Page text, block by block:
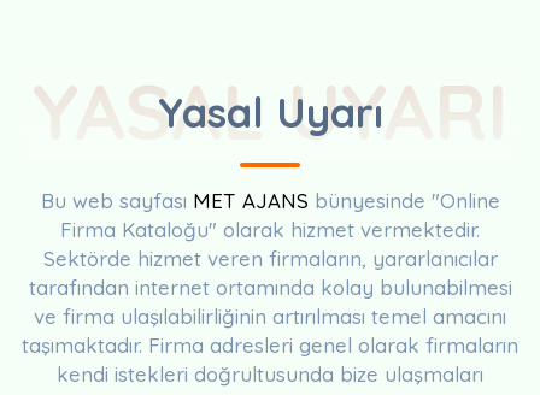
Yasal Uyarı
YASAL UYARI
Bu web sayfası MET AJANS bünyesinde "Online
Firma Kataloğu" olarak hizmet vermektedir.
Sektörde hizmet veren firmaların, yararlanıcılar
tarafından internet ortamında kolay bulunabilmesi
ve firma ulaşılabilirliğinin artırılması temel amacını
taşımaktadır. Firma adresleri genel olarak firmaların
kendi istekleri doğrultusunda bize ulaşmaları